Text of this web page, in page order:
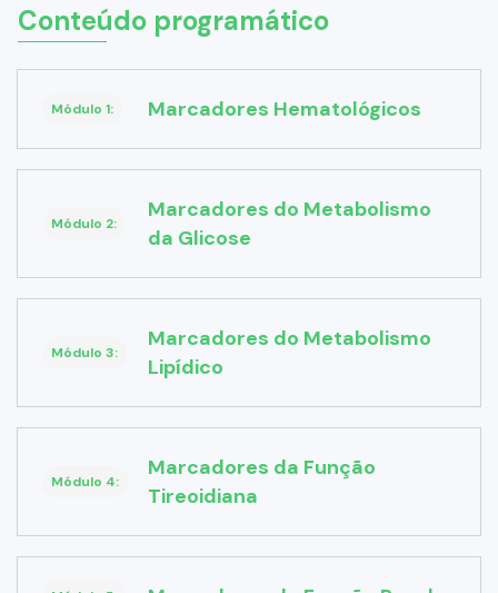
Conteúdo programático
Módulo 1: Marcadores Hematológicos
Módulo 2:
Marcadores do Metabolismo
da Glicose
Módulo 3:
Marcadores do Metabolismo
Lipídico
Módulo 4:
Marcadores da Função
Tireoidiana